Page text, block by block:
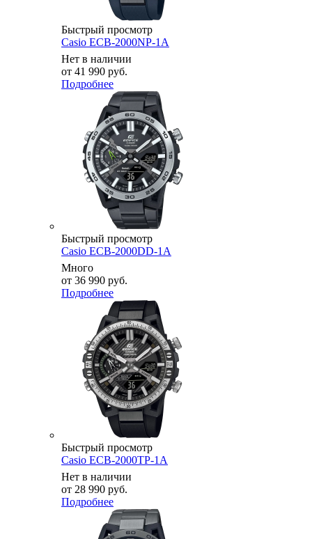
Быстрый просмотр
Casio ECB-2000NP-1A
Нет в наличии
от 41 990 руб.
Подробнее
Быстрый просмотр
Casio ECB-2000DD-1A
Много
от 36 990 руб.
Подробнее
Быстрый просмотр
Casio ECB-2000TP-1A
Нет в наличии
от 28 990 руб.
Подробнее